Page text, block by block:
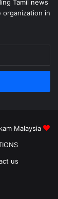
Tamil news
organization in
Malaysia
us